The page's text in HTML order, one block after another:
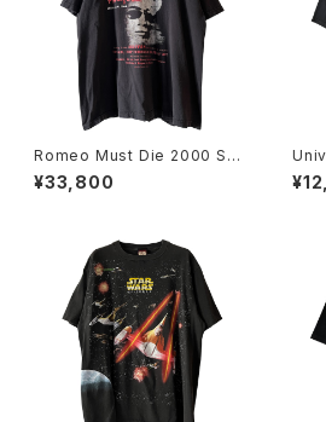
Romeo Must Die 2000 Sou
ndtrack Promo Rap Tee
¥33,800